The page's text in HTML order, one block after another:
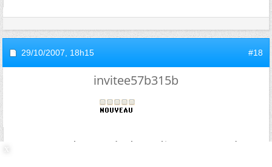
29/10/2007, 18h15 #18
invitee57b315b
Re : Tambour de lave linge Brandt